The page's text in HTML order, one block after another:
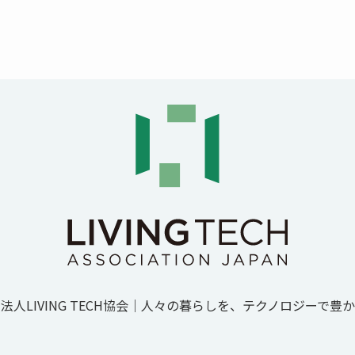
人LIVING TECH協会｜人々の暮ら しを、 テクノ ロジーで豊か